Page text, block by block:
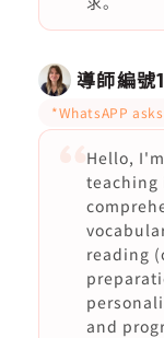
導師編號
*WhatsAPP
Hello,
teaching
reading
and